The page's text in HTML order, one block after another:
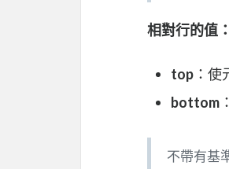
相對行的值
top ：
bottom
不帶有基